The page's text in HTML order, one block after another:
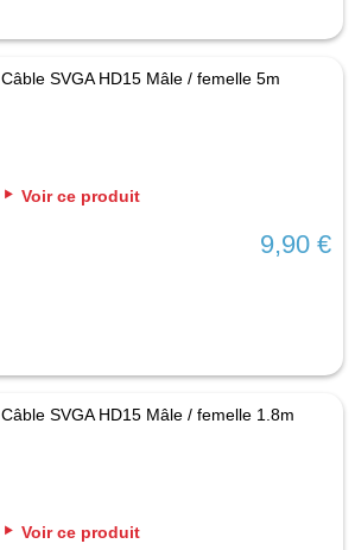
Câble SVGA HD15 Mâle / femelle 5m
Voir ce produit
9,90 €
Câble SVGA HD15 Mâle / femelle 1.8m
Voir ce produit